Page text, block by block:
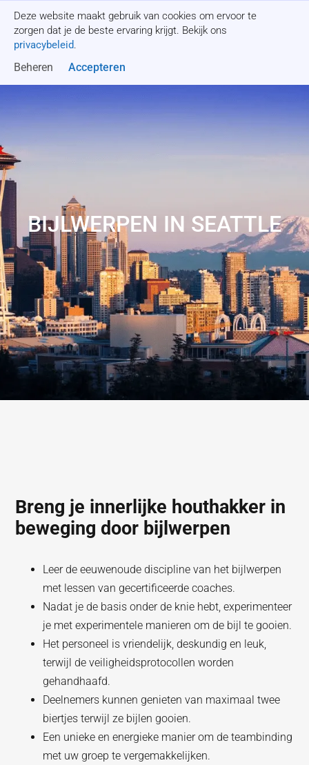
Deze website maakt gebruik van cookies om ervoor te
zorgen dat je de beste ervaring krijgt. Bekijk ons
privacybeleid.
Beheren Accepteren
Offerte aanvragen
BIJLWERPEN IN SEATTLE
Breng je innerlijke houthakker in
beweging door bijlwerpen
Leer de eeuwenoude discipline van het bijlwerpen
met lessen van gecertificeerde coaches.
Nadat je de basis onder de knie hebt, experimenteer
je met experimentele manieren om de bijl te gooien.
Het personeel is vriendelijk, deskundig en leuk,
terwijl de veiligheidsprotocollen worden
gehandhaafd.
Deelnemers kunnen genieten van maximaal twee
biertjes terwijl ze bijlen gooien.
Een unieke en energieke manier om de teambinding
met uw groep te vergemakkelijken.